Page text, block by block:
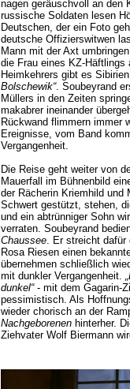
nagen geräuschvoll an den
russische Soldaten lesen
Deutschen, der ein Foto
deutsche Offizierswitwen
Mann mit der Axt
die Frau eines KZ-
Heimkehrers gibt es
Bolschewik“. Soubeyrand
Müllers in den Zeiten
makabrer ineinander
Rückwand flimmern immer
Ereignisse, vom Band
Vergangenheit.
Die Reise geht weiter von
Mauerfall im Bühnenbild
der Rächerin Kriemhild und
Schwert gestützt, stehen,
und ein abtrünniger Sohn
verraten. Soubeyrand
Chaussee. Er streicht dafür
Rosa Riesen einen
übernehmen schließlich
mit dunkler Vergangenheit.
dunkel“- mit dem Gagarin-
pessimistisch. Als
wieder chorisch an der
Nachgeborenenhinterher.
Ziehvater Wolf Biermann